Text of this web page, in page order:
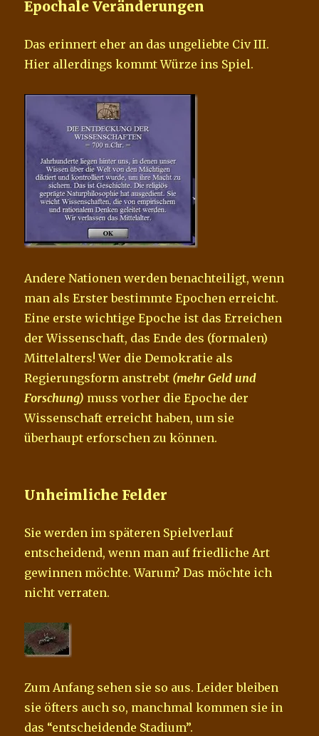
Epochale Veränderungen
Das erinnert eher an das ungeliebte Civ III.
Hier allerdings kommt Würze ins Spiel.
Andere Nationen werden benachteiligt, wenn
man als Erster bestimmte Epochen erreicht.
Eine erste wichtige Epoche ist das Erreichen
der Wissenschaft, das Ende des (formalen)
Mittelalters! Wer die Demokratie als
Regierungsform anstrebt (mehr Geld und
Forschung) muss vorher die Epoche der
Wissenschaft erreicht haben, um sie
überhaupt erforschen zu können.
Unheimliche Felder
Sie werden im späteren Spielverlauf
entscheidend, wenn man auf friedliche Art
gewinnen möchte. Warum? Das möchte ich
nicht verraten.
Zum Anfang sehen sie so aus. Leider bleiben
sie öfters auch so, manchmal kommen sie in
das “entscheidende Stadium”.